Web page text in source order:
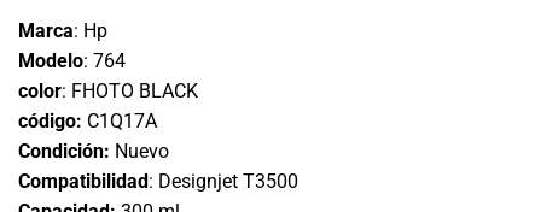
Marca: Hp
Modelo: 764
color: FHOTO BLACK
código: C1Q17A
Condición: Nuevo
Compatibilidad : Designjet T3500